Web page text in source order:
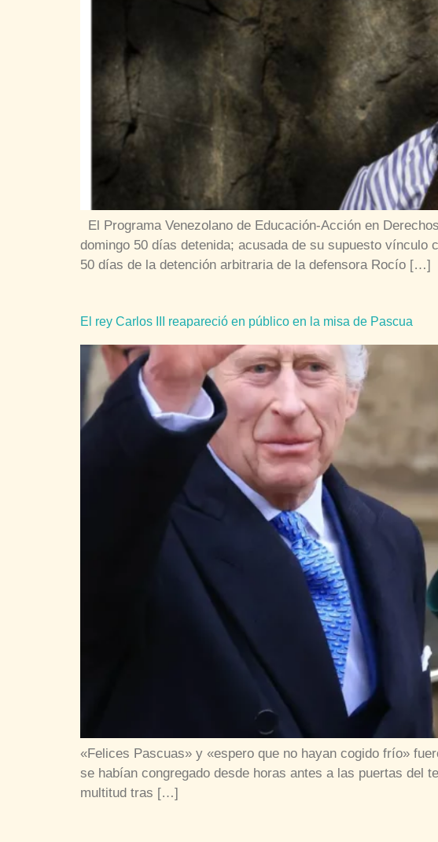
El Programa Venezolano de Educación-Acción en
domingo 50 días detenida; acusada de su supuesto
50 días de la detención arbitraria de la defensora Rocío […]
El rey Carlos III reapareció en público en la misa de Pascua
«Felices Pascuas» y «espero que no hayan cogido frío»
se habían congregado desde horas antes a las puertas del
multitud tras […]